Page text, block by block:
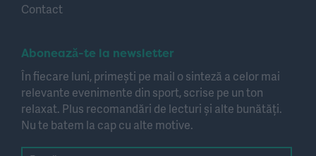
Contact
Abonează-te la newsletter
În fiecare luni, primești pe mail o sinteză a celor mai
relevante evenimente din sport, scrise pe un ton
relaxat. Plus recomandări de lecturi și alte bunătăți.
Nu te batem la cap cu alte motive.